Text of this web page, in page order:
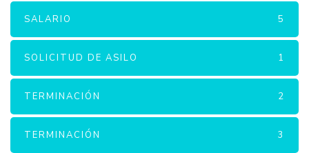
SALARIO 5
SOLICITUD DE ASILO 1
TERMINACIÓN 2
TERMINACIÓN 3